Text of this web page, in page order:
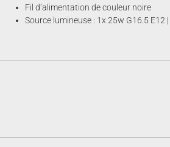
Fil d’alimentation de couleur noire
Source lumineuse : 1x 25w G16.5 E12